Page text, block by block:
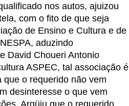
nos autos, ajuizou
com o fito de que seja
de Ensino e Cultura e de
aduzindo
David Choueri Antonio
ASPEC, tal associação é
o requerido não vem
desinteresse o que vem